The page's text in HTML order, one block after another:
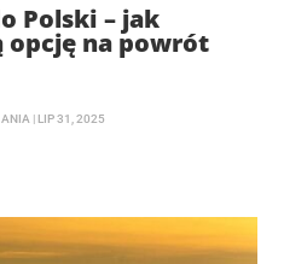
Polski – jak
opcję na powrót
ANIA LIP 31, 2025